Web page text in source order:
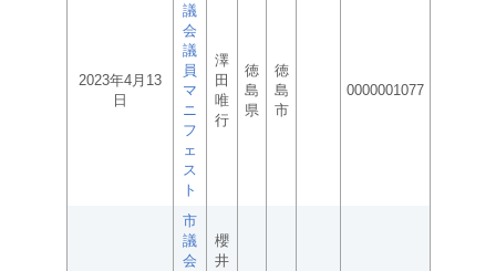
2023年4月13
日
議
会
議
員
マ
ニ
フ
ェ
ス
ト
澤
田
唯
行
徳
島
県
徳
島
市
0000001077
市
議
会
櫻
井